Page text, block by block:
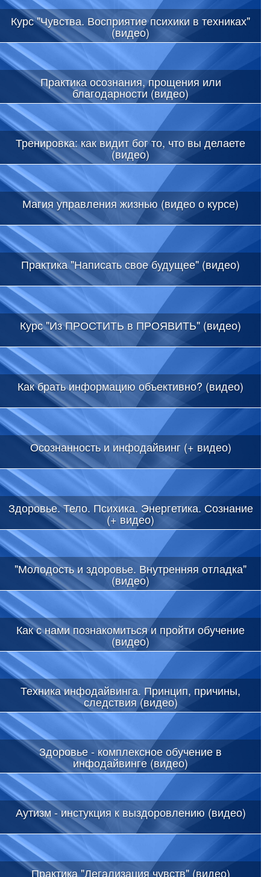
Курс "Чувства. Восприятие психики в техниках"
(видео)
Практика осознания, прощения или
благодарности (видео)
Тренировка: как видит бог то, что вы делаете
(видео)
Магия управления жизнью (видео о курсе)
Практика "Написать свое будущее" (видео)
Курс "Из ПРОСТИТЬ в ПРОЯВИТЬ" (видео)
Как брать информацию объективно? (видео)
Осознанность и инфодайвинг (+ видео)
Здоровье. Тело. Психика. Энергетика. Сознание
(+ видео)
"Молодость и здоровье. Внутренняя отладка"
(видео)
Как с нами познакомиться и пройти обучение
(видео)
Техника инфодайвинга. Принцип, причины,
следствия (видео)
Здоровье - комплексное обучение в
инфодайвинге (видео)
Аутизм - инстукция к выздоровлению (видео)
Практика "Легализация чувств" (видео)